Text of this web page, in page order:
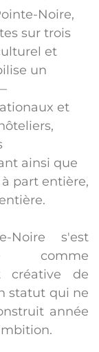
Noire,
sur trois
et
un
et
ainsi que
part entière,
Noire s'est
comme
créative de
statut qui ne
année